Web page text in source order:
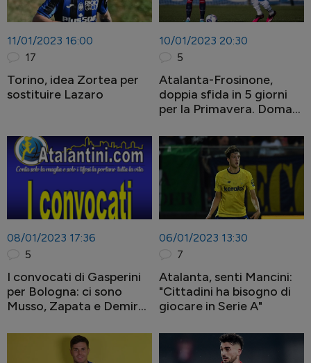
11/01/2023 16:00
17
Torino, idea Zortea per
sostituire Lazaro
10/01/2023 20:30
5
Atalanta-Frosinone,
doppia sfida in 5 giorni
per la Primavera. Domani
Coppa Italia
08/01/2023 17:36
5
I convocati di Gasperini
per Bologna: ci sono
Musso, Zapata e Demiral,
06/01/2023 13:30
7
Atalanta, senti Mancini:
"Cittadini ha bisogno di
giocare in Serie A"